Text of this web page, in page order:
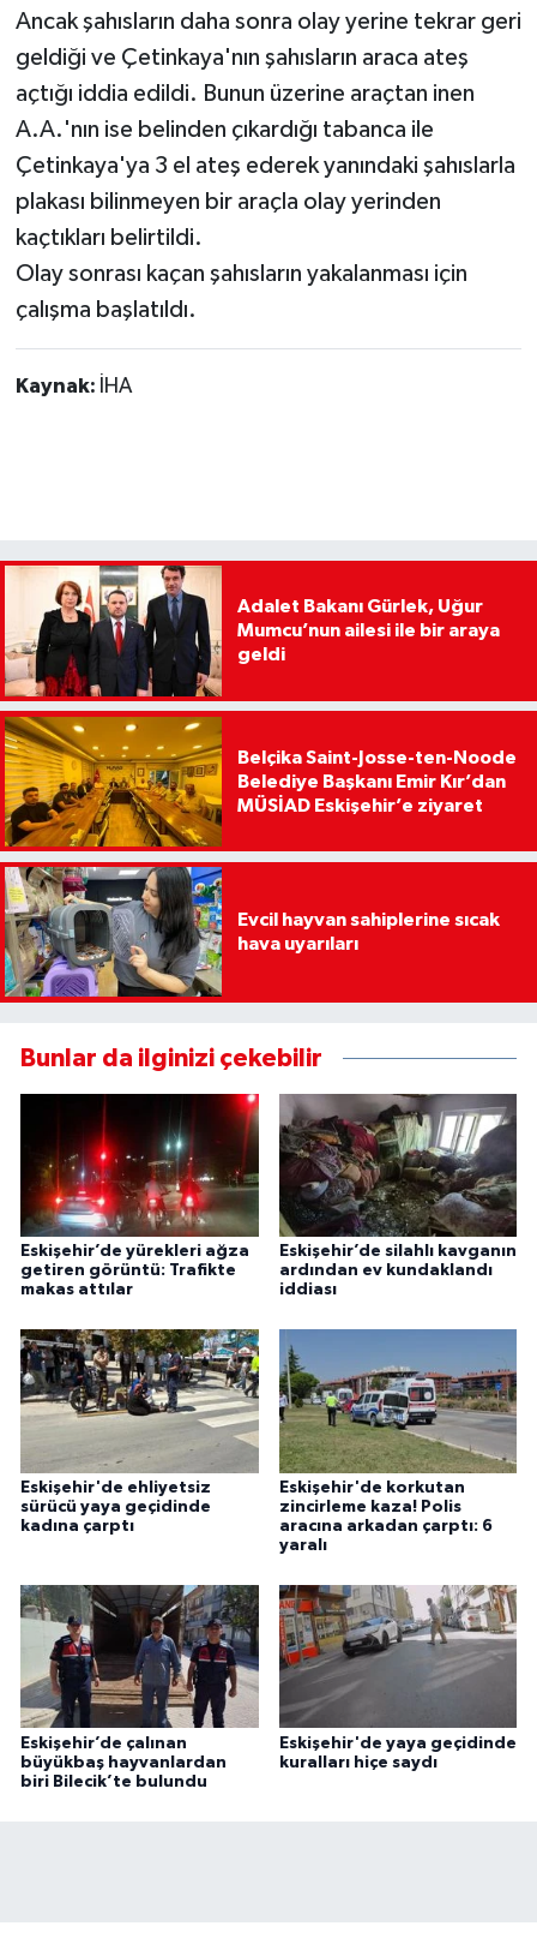
Ancak şahısların daha sonra olay yerine tekrar geri
geldiği ve Çetinkaya'nın şahısların araca ateş
açtığı iddia edildi. Bunun üzerine araçtan inen
A.A.'nın ise belinden çıkardığı tabanca ile
Çetinkaya'ya 3 el ateş ederek yanındaki şahıslarla
plakası bilinmeyen bir araçla olay yerinden
kaçtıkları belirtildi.
Olay sonrası kaçan şahısların yakalanması için
çalışma başlatıldı.
Kaynak: İHA
Adalet Bakanı Gürlek, Uğur
Mumcu’nun ailesi ile bir araya
geldi
Belçika Saint-Josse-ten-Noode
Belediye Başkanı Emir Kır’dan
MÜSİAD Eskişehir’e ziyaret
Evcil hayvan sahiplerine sıcak
hava uyarıları
Bunlar da ilginizi çekebilir
Eskişehir’de yürekleri ağza
getiren görüntü: Trafikte
makas attılar
Eskişehir’de silahlı kavganın
ardından ev kundaklandı
iddiası
Eskişehir'de ehliyetsiz
sürücü yaya geçidinde
kadına çarptı
Eskişehir'de korkutan
zincirleme kaza! Polis
aracına arkadan çarptı: 6
yaralı
Eskişehir’de çalınan
büyükbaş hayvanlardan
biri Bilecik’te bulundu
Eskişehir'de yaya geçidinde
kuralları hiçe saydı